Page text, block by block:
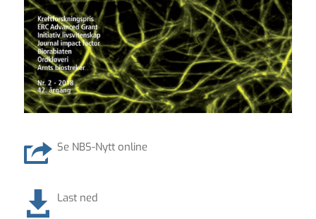
Se NBS-Nytt online
Last ned